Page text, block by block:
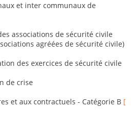
et inter communaux de
associations de sécurité civile
agréées de sécurité civile)
des exercices de sécurité civile
de crise
et aux contractuels - Catégorie B [